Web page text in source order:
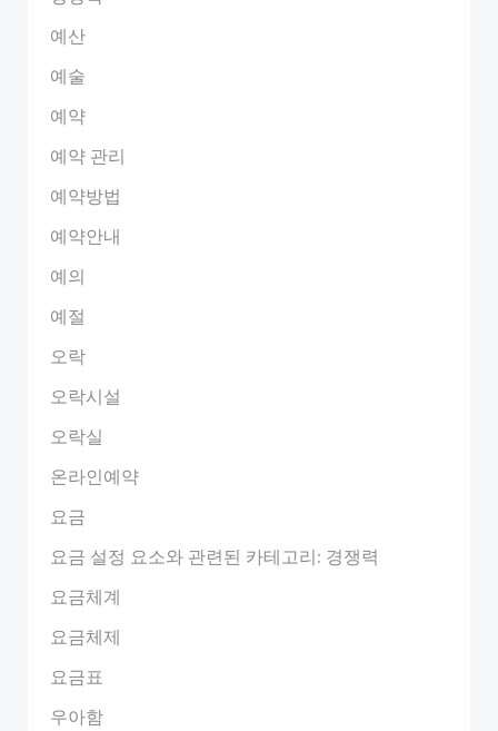
예산
예술
예약
예약 관리
예약방법
예약안내
예의
예절
오락
오락시설
오락실
온라인예약
요금
요금 설정 요소와 관련된 카테고리: 경쟁력
요금체계
요금체제
요금표
우아함